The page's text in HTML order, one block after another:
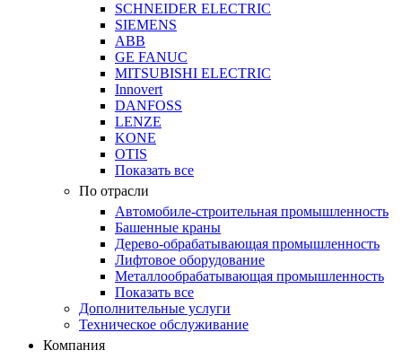
SCHNEIDER ELECTRIC
SIEMENS
ABB
GE FANUC
MITSUBISHI ELECTRIC
Innovert
DANFOSS
LENZE
KONE
OTIS
Показать все
По отрасли
Автомобиле-строительная промышленность
Башенные краны
Дерево-обрабатывающая промышленность
Лифтовое оборудование
Металлообрабатывающая промышленность
Показать все
Дополнительные услуги
Техническое обслуживание
Компания